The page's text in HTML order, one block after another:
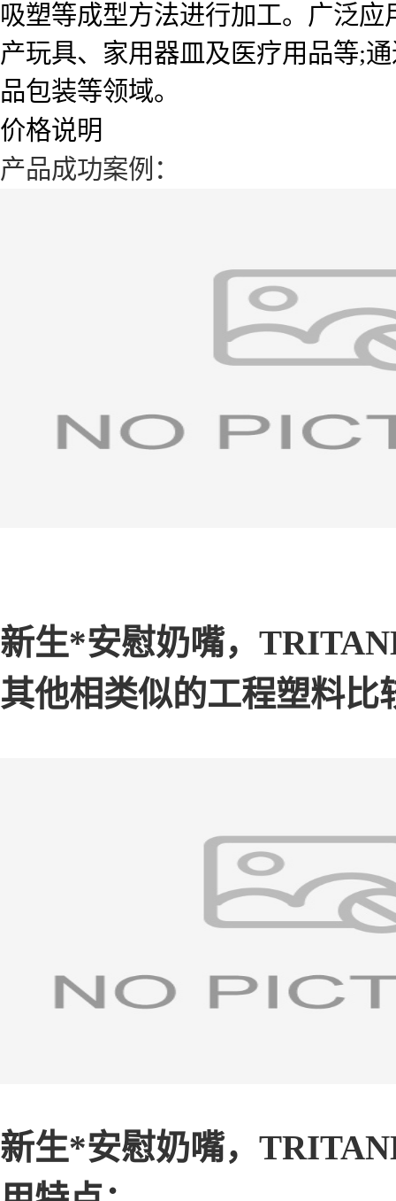
吸塑等成型方法进行加工。广泛
产玩具、家用器皿及医疗用品等;
品包装等领域。
价格说明
产品成功案例：
新生*安慰奶嘴，
其他相类似的工程塑料比
新生*安慰奶嘴，